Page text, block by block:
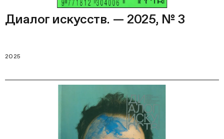
Диалог искусств. — 2025, № 3
2025